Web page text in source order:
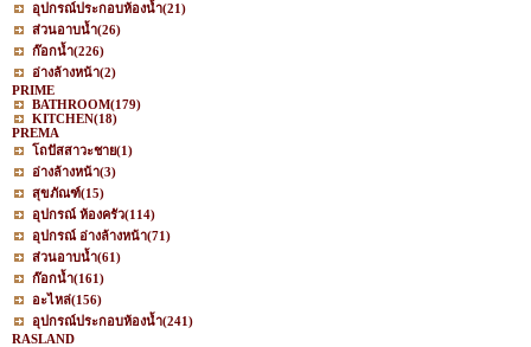
อุปกรณ์ประกอบห้องน้ำ(21)
ส่วนอาบน้ำ(26)
ก๊อกน้ำ(226)
อ่างล้างหน้า(2)
PRIME
BATHROOM(179)
KITCHEN(18)
PREMA
โถปัสสาวะชาย(1)
อ่างล้างหน้า(3)
สุขภัณฑ์(15)
อุปกรณ์ ห้องครัว(114)
อุปกรณ์ อ่างล้างหน้า(71)
ส่วนอาบน้ำ(61)
ก๊อกน้ำ(161)
อะไหล่(156)
อุปกรณ์ประกอบห้องน้ำ(241)
RASLAND